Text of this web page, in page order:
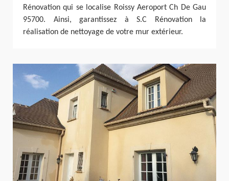
Rénovation qui se localise Roissy Aeroport Ch De Gau
95700. Ainsi, garantissez à S.C Rénovation la
réalisation de nettoyage de votre mur extérieur.